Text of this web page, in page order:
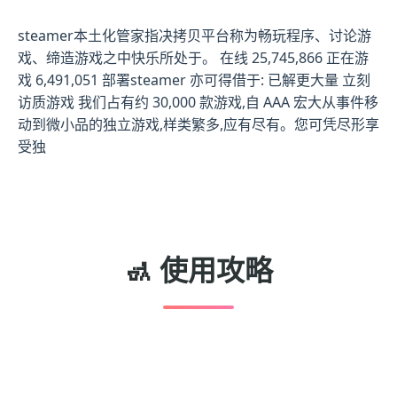
steamer本土化管家指决拷贝平台称为畅玩程序、讨论游
戏、缔造游戏之中快乐所处于。 在线 25,745,866 正在游
戏 6,491,051 部署steamer 亦可得借于: 已解更大量 立刻
访质游戏 我们占有约 30,000 款游戏,自 AAA 宏大从事件移
动到微小品的独立游戏,样类繁多,应有尽有。您可凭尽形享
受独
🚮 使用攻略